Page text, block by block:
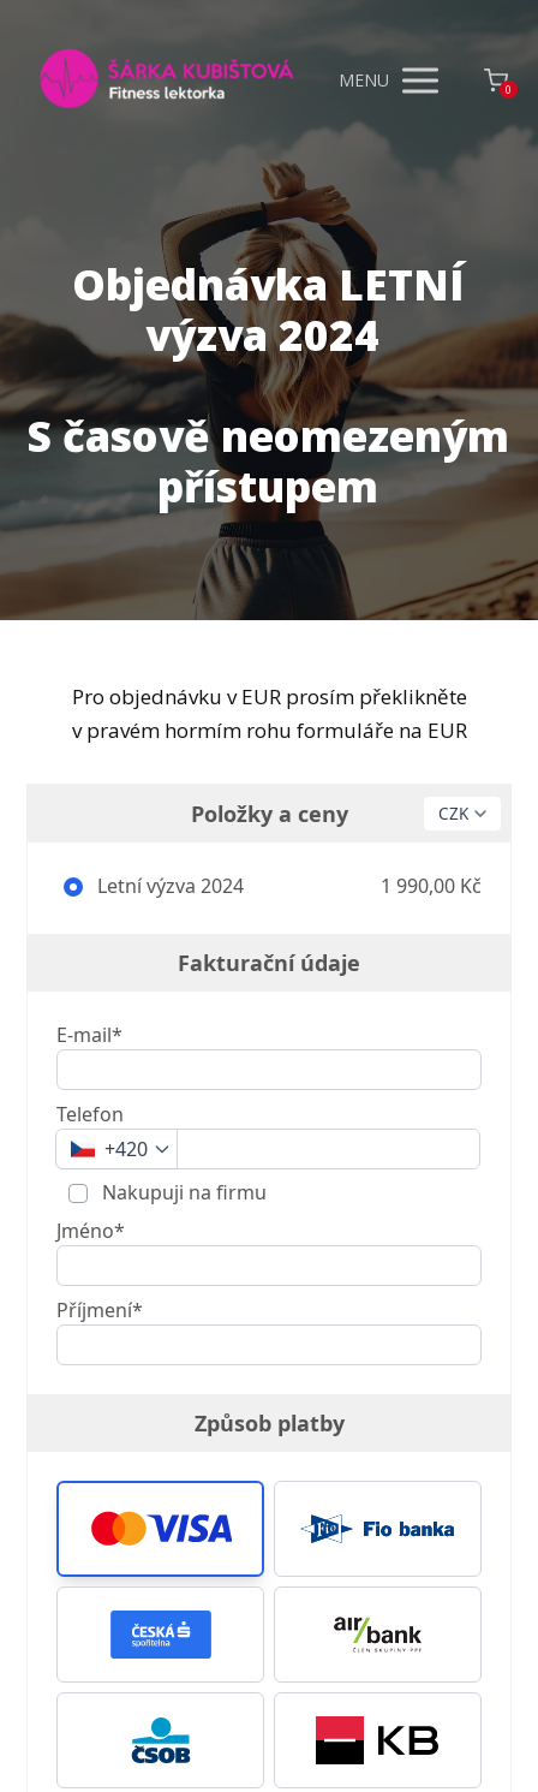
MENU 0
Objednávka LETNÍ
výzva 2024
S časově neomezeným
přístupem
Pro objednávku v EUR prosím překlikněte
v pravém hormím rohu formuláře na EUR
Položky a ceny
Letní výzva 2024 1 990,00 Kč
Fakturační údaje
E-mail*
Telefon
+420
Nakupuji na firmu
Jméno*
Příjmení*
Způsob platby